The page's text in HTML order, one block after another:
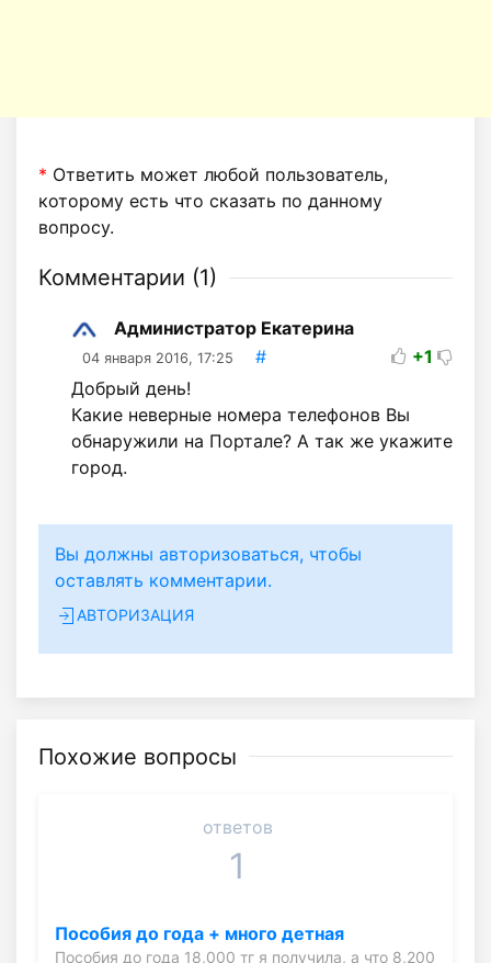
* Ответить может любой пользователь,
которому есть что сказать по данному
вопросу.
Комментарии (1)
Администратор Екатерина
04 января 2016, 17:25 #
+1
Добрый день!
Какие неверные номера телефонов Вы
обнаружили на Портале? А так же укажите
город.
Вы должны авторизоваться, чтобы
оставлять комментарии.
АВТОРИЗАЦИЯ
Похожие вопросы
ответов
1
Пособия до года + много детная
Пособия до года 18,000 тг я получила, а что 8,200